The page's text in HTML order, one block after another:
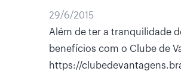
29/6/2015
Além de ter a tranquilidade
benefícios com o Clube de
https://